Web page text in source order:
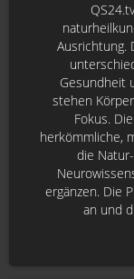
Ausrichtung.
Gesundheit
stehen
Fokus.
herkömmliche,
die
ergänzen. Die
an und